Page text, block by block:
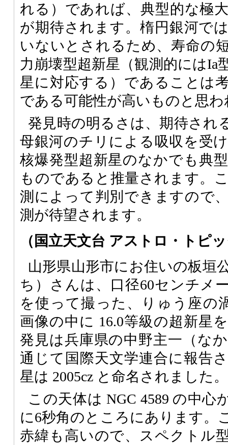
れる）であれば、典型的な極
が期待されます。楕円銀河で
いないとされるため、寿命の
力崩壊型超新星（観測的にはIa
星に対応する）であることは
である可能性が高いものと思
発見時の明るさは、期待され
母銀河のチリによる吸収を受
核爆発型超新星のなかでも典
ものであると推量されます。
測によって判別できますので
測が待望されます。
（国立天文台 アストロ・トピ
山形県山形市にお住いの板垣
ち）さんは、口径60センチメ
を使って撮った、りゅう座の
画像の中に 16.0等級の超新星
発見は兵庫県の中野主一（な
通じて国際天文学連合に報告
星は 2005cz と命名されました。
この天体は NGC 4589 の中心
に6秒角のところにあります。
赤緯も高いので、スペクトル